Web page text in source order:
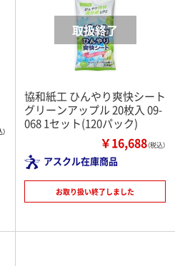
協和紙工 ひんやり爽快シート
グリーンアップル 20枚入 09-
068 1セット(120パック)
￥16,688（税込）
アスクル在庫商品
お取り扱い終了しました